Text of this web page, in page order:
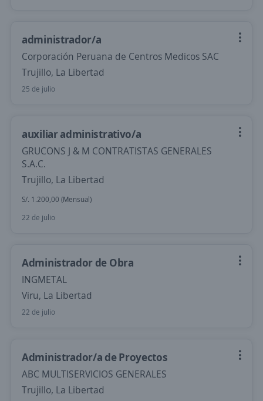
administrador/a
Corporación Peruana de Centros Medicos SAC
Trujillo, La Libertad
25 de julio
auxiliar administrativo/a
GRUCONS J & M CONTRATISTAS GENERALES
S.A.C.
Trujillo, La Libertad
S/. 1.200,00 (Mensual)
22 de julio
Administrador de Obra
INGMETAL
Viru, La Libertad
22 de julio
Administrador/a de Proyectos
ABC MULTISERVICIOS GENERALES
Trujillo, La Libertad